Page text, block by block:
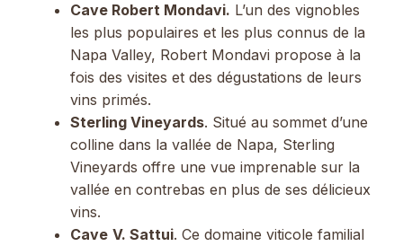
Cave Robert Mondavi. L’un des vignobles
les plus populaires et les plus connus de la
Napa Valley, Robert Mondavi propose à la
fois des visites et des dégustations de leurs
vins primés.
Sterling Vineyards. Situé au sommet d’une
colline dans la vallée de Napa, Sterling
Vineyards offre une vue imprenable sur la
vallée en contrebas en plus de ses délicieux
vins.
Cave V. Sattui. Ce domaine viticole familial